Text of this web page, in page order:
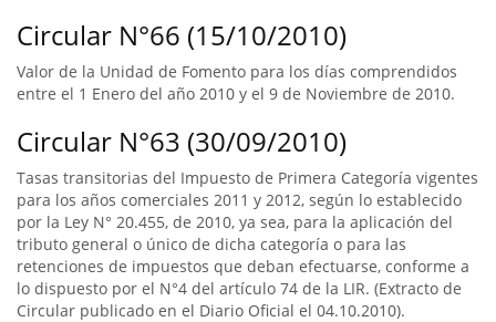
Circular N°66 (15/10/2010)
Valor de la Unidad de Fomento para los días comprendidos
entre el 1 Enero del año 2010 y el 9 de Noviembre de 2010.
Circular N°63 (30/09/2010)
Tasas transitorias del Impuesto de Primera Categoría vigentes
para los años comerciales 2011 y 2012, según lo establecido
por la Ley N° 20.455, de 2010, ya sea, para la aplicación del
tributo general o único de dicha categoría o para las
retenciones de impuestos que deban efectuarse, conforme a
lo dispuesto por el N°4 del artículo 74 de la LIR. (Extracto de
Circular publicado en el Diario Oficial el 04.10.2010).